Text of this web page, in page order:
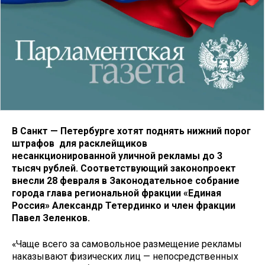
В Санкт — Петербурге хотят поднять нижний порог
штрафов для расклейщиков
несанкционированной уличной рекламы до 3
тысяч рублей. Соответствующий законопроект
внесли 28 февраля в Законодательное собрание
города глава региональной фракции «Единая
Россия» Александр Тетердинко и член фракции
Павел Зеленков.
«Чаще всего за самовольное размещение рекламы
наказывают физических лиц — непосредственных